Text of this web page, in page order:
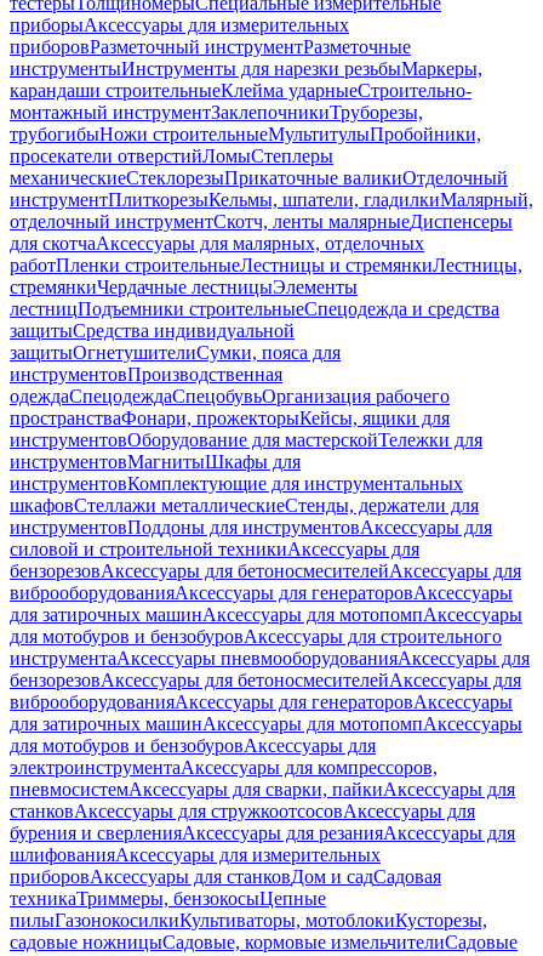
приборыАксессуары для измерительных
приборовРазметочный инструментРазметочные
инструментыИнструменты для нарезки резьбыМаркеры,
карандаши строительныеКлейма ударныеСтроительно-
монтажный инструментЗаклепочникиТруборезы,
трубогибыНожи строительныеМультитулыПробойники,
просекатели отверстийЛомыСтеплеры
механическиеСтеклорезыПрикаточные валикиОтделочный
инструментПлиткорезыКельмы, шпатели, гладилкиМалярный,
отделочный инструментСкотч, ленты малярныеДиспенсеры
для скотчаАксессуары для малярных, отделочных
работПленки строительныеЛестницы и стремянкиЛестницы,
стремянкиЧердачные лестницыЭлементы
лестницПодъемники строительныеСпецодежда и средства
защитыСредства индивидуальной
защитыОгнетушителиСумки, пояса для
инструментовПроизводственная
одеждаСпецодеждаСпецобувьОрганизация рабочего
пространстваФонари, прожекторыКейсы, ящики для
инструментовОборудование для мастерскойТележки для
инструментовМагнитыШкафы для
инструментовКомплектующие для инструментальных
шкафовСтеллажи металлическиеСтенды, держатели для
инструментовПоддоны для инструментовАксессуары для
силовой и строительной техникиАксессуары для
бензорезовАксессуары для бетоносмесителейАксессуары для
виброоборудованияАксессуары для генераторовАксессуары
для затирочных машинАксессуары для мотопомпАксессуары
для мотобуров и бензобуровАксессуары для строительного
инструментаАксессуары пневмооборудованияАксессуары для
бензорезовАксессуары для бетоносмесителейАксессуары для
виброоборудованияАксессуары для генераторовАксессуары
для затирочных машинАксессуары для мотопомпАксессуары
для мотобуров и бензобуровАксессуары для
электроинструментаАксессуары для компрессоров,
пневмосистемАксессуары для сварки, пайкиАксессуары для
станковАксессуары для стружкоотсосовАксессуары для
бурения и сверленияАксессуары для резанияАксессуары для
шлифованияАксессуары для измерительных
приборовАксессуары для станковДом и садСадовая
техникаТриммеры, бензокосыЦепные
пилыГазонокосилкиКультиваторы, мотоблокиКусторезы,
садовые ножницыСадовые, кормовые измельчителиСадовые